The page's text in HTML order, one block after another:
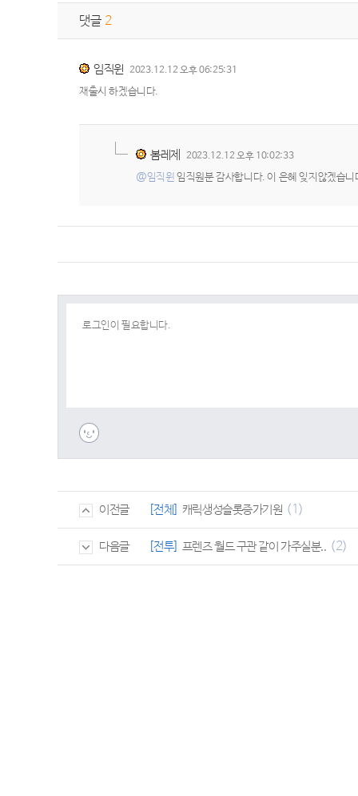
댓글 2
임직윈 2023.12.12 오후 06:25:31
재출시 하겠습니다.
봄레제 2023.12.12 오후 10:02:33
@임직윈 임직원분 감사합니다. 이 은혜 잊지않겠습니
이전글 [전체] 캐릭생성슬롯증가기원 (1)
다음글 [전투] 프렌즈 월드 구관 같이 가주실분.. (2)